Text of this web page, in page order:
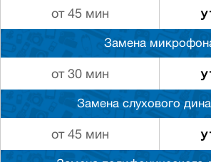
от 45 мин
Замена
от 30 мин
Замена слуxового
от 45 мин